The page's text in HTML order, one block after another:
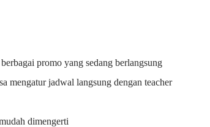
promo yang sedang berlangsung
mengatur jadwal langsung dengan teacher
dimengerti